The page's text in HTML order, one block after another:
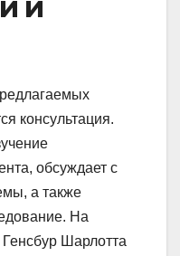
консультация.
обсуждает с
а также
На
Шарлотта